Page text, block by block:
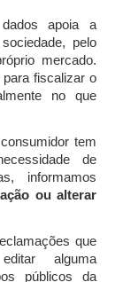
apoia a
pelo
mercado.
fiscalizar o
no que
tem
de
informamos
ou alterar
que
alguma
públicos da